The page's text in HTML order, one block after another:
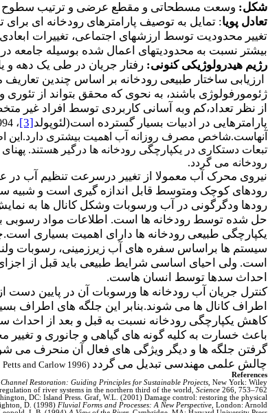
شکل: وسعت مسطحاتی و مقطع عرضی و ترتیب سطوح
تعادل پویا: تمایل به توصیف پارامترهای رودخانه ای برای
تغییر محدودیت توسط ارزشهای اجتماعی، تغییرات
بیشتر نسبت به محدودیتهای اعمال شده بوسیله جامعه
رژیم هیدرولوژیکی کنونی: رفتار جریان در طی یک دهه و
ارزیابی ساختار طبیعی رودخانه بر اساس چندین
ژئومورفولوژی باشند، به نحوی که محقق بتواند از تئوری
از نظر تعداد،کم وبه آسانی کاربردی توسط افراد غیر
پارامترهایی در ادبیات بسیار گسترده است(لئوپولد[3]
آنهاست.شاخص مصرف روزانه آب اهمیت بیشتری دارد.این
تبعات دستکاری در یکپارچگی رودخانه ها درگیر هستند.
رودخانه می گردد.
نیروی محرک آب معمولا از تغییر درسرعت تنظیم آب
رودهای کوچک ومتوسط قابل اندازه گیری است و شبیه
رودها ودگرگونی در آب ورسوبات وشکل کانال ها به
حل شده توسط رودخانه ها است. اطلاعات مواد رسوبی
یکپارچگی طبیعی رودخانه ها دارای اهمیت بسیاری
سیستم ها براساس سفره های آب زیرزمینی، رسوبات
است. ولی احیای اساسی شرایط طبیعی باید قبل از
احداث سدها توسط انسان هاست.
کنترل جریان آب رودخانه ها ورسوبات آن در پایین
اطراف کانال ها می شوند.بنابر این جلگه های اطراف
کاهش یکپارچگی رودخانه نسبت به قبل و بعد از
باعث خسارت به کلیه گونه های گیاهی و جانوری و
گرفتن جلگه ها و دیگر ویژگی های فعال آن منحرف می
چالش علمی مهندسی تبدیل می گردد (
and Carlow 1996
References
Channel Restoration: Guiding Principles for Sustainable Projects , New York: Wiley.
of river systems in the northern third of the world, Science 266, 753–762.
DC: Island Press. Graf, W.L. (2001) Damage control: restoring the physical
D. (1998) Fluvial Forms and Processes: A New Perspective , London: Arnold.